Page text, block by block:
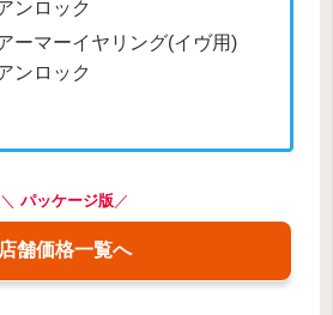
ンロック
ーマーイヤリング(イヴ用)
ンロック
＼ パッケージ版 ／
店舗価格一覧へ